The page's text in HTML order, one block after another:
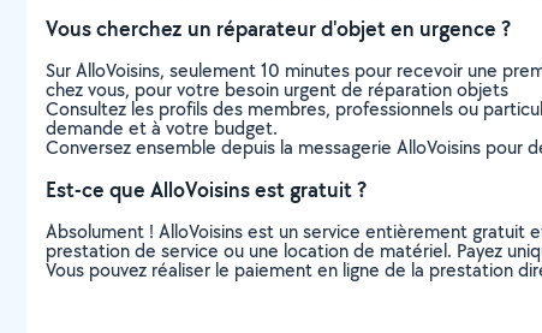
Vous cherchez un réparateur d'objet en urgence ?
Sur AlloVoisins, seulement 10 minutes pour recevoir une
chez vous, pour votre besoin urgent de réparation objets
Consultez les profils des membres, professionnels ou
demande et à votre budget.
Conversez ensemble depuis la messagerie AlloVoisins
Est-ce que AlloVoisins est gratuit ?
Absolument ! AlloVoisins est un service entièrement gratuit
prestation de service ou une location de matériel. Payez
Vous pouvez réaliser le paiement en ligne de la prestation